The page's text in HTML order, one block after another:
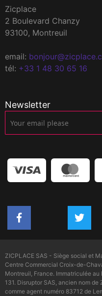
Zicplace
2 Boulevard Chanzy
93100, Montreuil
email:
tél: +33 1 48 30 65 16
Newsletter
ZICPLACE SAS - Siège social et
Centre Commercial Croix-de-
Montreuil, France. Immatriculée
131. Disruptor SAS, ancien nom
comme agent numéro 83712 de